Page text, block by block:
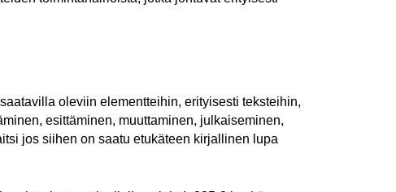
oleviin elementteihin, erityisesti teksteihin,
esittäminen, muuttaminen, julkaiseminen,
jos siihen on saatu etukäteen kirjallinen lupa